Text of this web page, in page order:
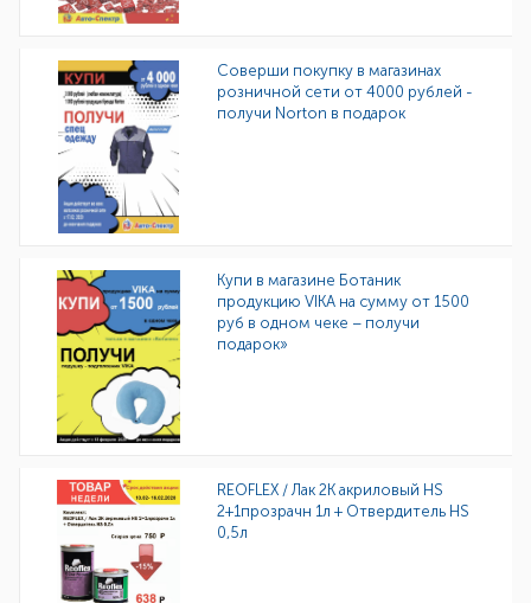
Соверши покупку в магазинах
розничной сети от 4000 рублей -
получи Norton в подарок
Купи в магазине Ботаник
продукцию VIKA на сумму от 1500
руб в одном чеке – получи
подарок»
REOFLEX / Лак 2К акриловый HS
2+1прозрачн 1л + Отвердитель HS
0,5л